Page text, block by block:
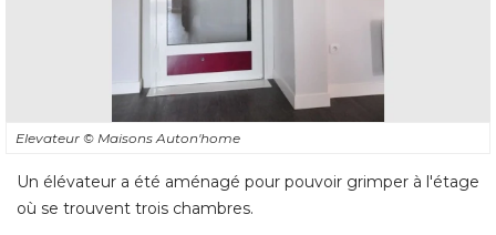
Elevateur © Maisons Auton'home
Un élévateur a été aménagé pour pouvoir grimper à l'étage
où se trouvent trois chambres.